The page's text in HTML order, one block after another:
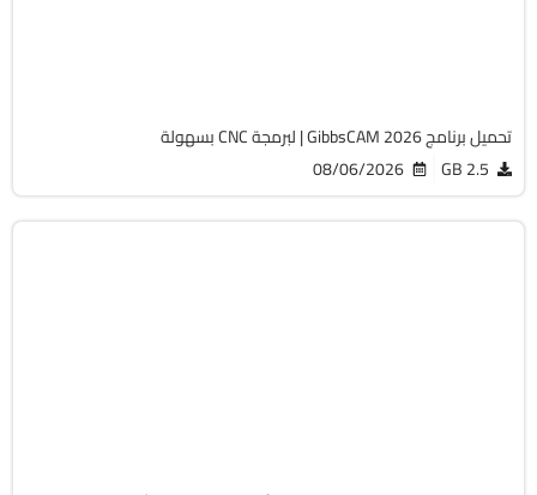
تحميل برنامج GibbsCAM 2026 | لبرمجة CNC بسهولة
2.5 GB
08/06/2026